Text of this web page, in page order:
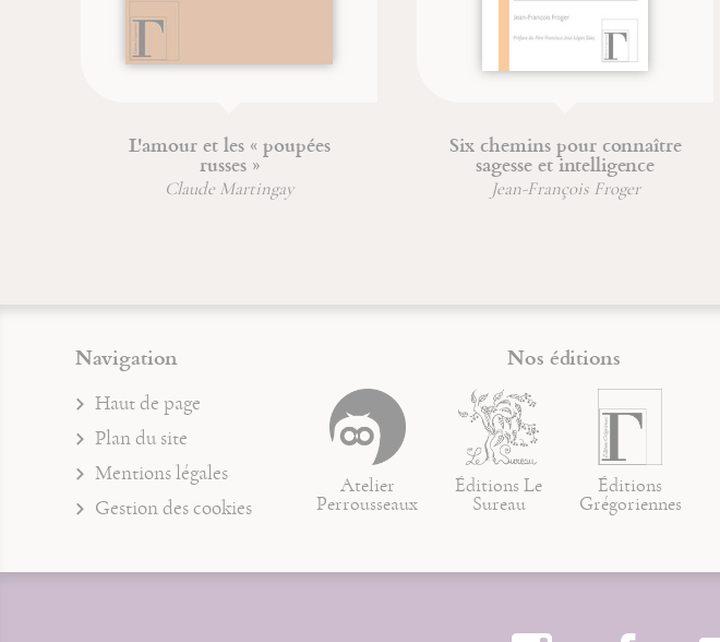
L'amour et les « poupées
Claude Martingay
Six chemins pour connaître
sagesse et intelligence
Jean-François Froger
Navigation
Haut de page
Plan du site
Mentions légales
Gestion des cookies
Nos éditions
Atelier
Perrousseaux
Éditions Le
Sureau
Éditions
Grégoriennes